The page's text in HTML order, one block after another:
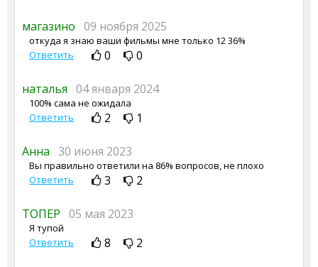
магазино 09 ноября 2025
откуда я знаю ваши фильмы мне только 12 36%
Ответить
0 0
наталья 04 января 2024
100% сама не ожидала
Ответить
2 1
Анна 30 июня 2023
Вы правильно ответили на 86% вопросов, не плохо
Ответить
3 2
ТОПЕР 05 мая 2023
Я тупой
Ответить
8 2